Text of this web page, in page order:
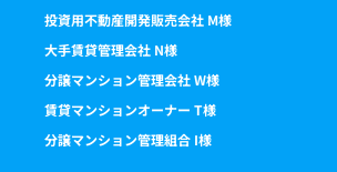
投資用不動産開発販売会社 M様
大手賃貸管理会社 N様
分譲マンション管理会社 W様
賃貸マンションオーナー T様
分譲マンション管理組合 I様